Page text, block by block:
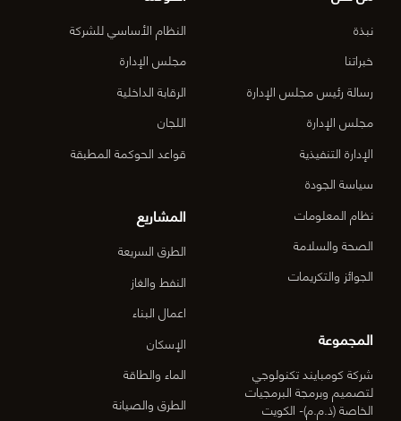
نبذة
خبراتنا
رسالة رئيس مجلس الإدارة
مجلس الإدارة
الإدارة التنفيذية
سياسة الجودة
نظام المعلومات
الصحة والسلامة
الجوائز والتكريمات
المجموعة
شركة كومبايند تكنولوجي
لتصميم وبرمجة البرمجيات
الخاصة (ذ.م.م)- الكويت
النظام الأساسي للشركة
مجلس الإدارة
الرقابة الداخلية
اللجان
قواعد الحوكمة المطبقة
المشاريع
الطرق السريعة
النفط والغاز
اعمال البناء
الإسكان
الماء والطاقة
الطرق والصيانة